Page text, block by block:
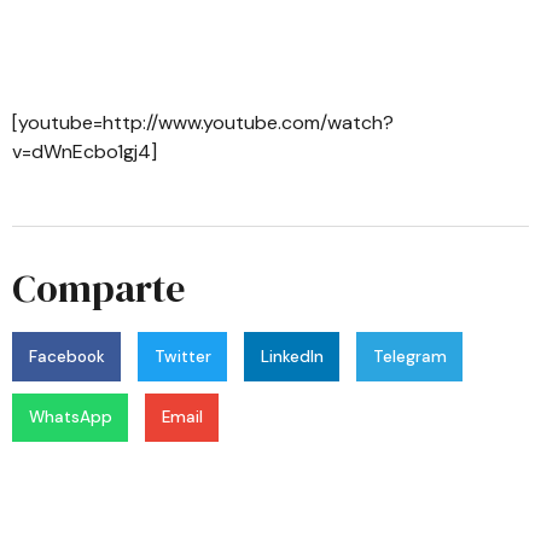
[youtube=http://www.youtube.com/watch?
v=dWnEcbo1gj4]
Comparte
Facebook Twitter LinkedIn Telegram
WhatsApp Email